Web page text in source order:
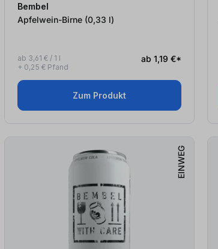
Bembel
Apfelwein-Birne (0,33 l)
ab 3,61 € / 1 l
+ 0,25 € Pfand
ab 1,19 €*
Zum Produkt
EINWEG